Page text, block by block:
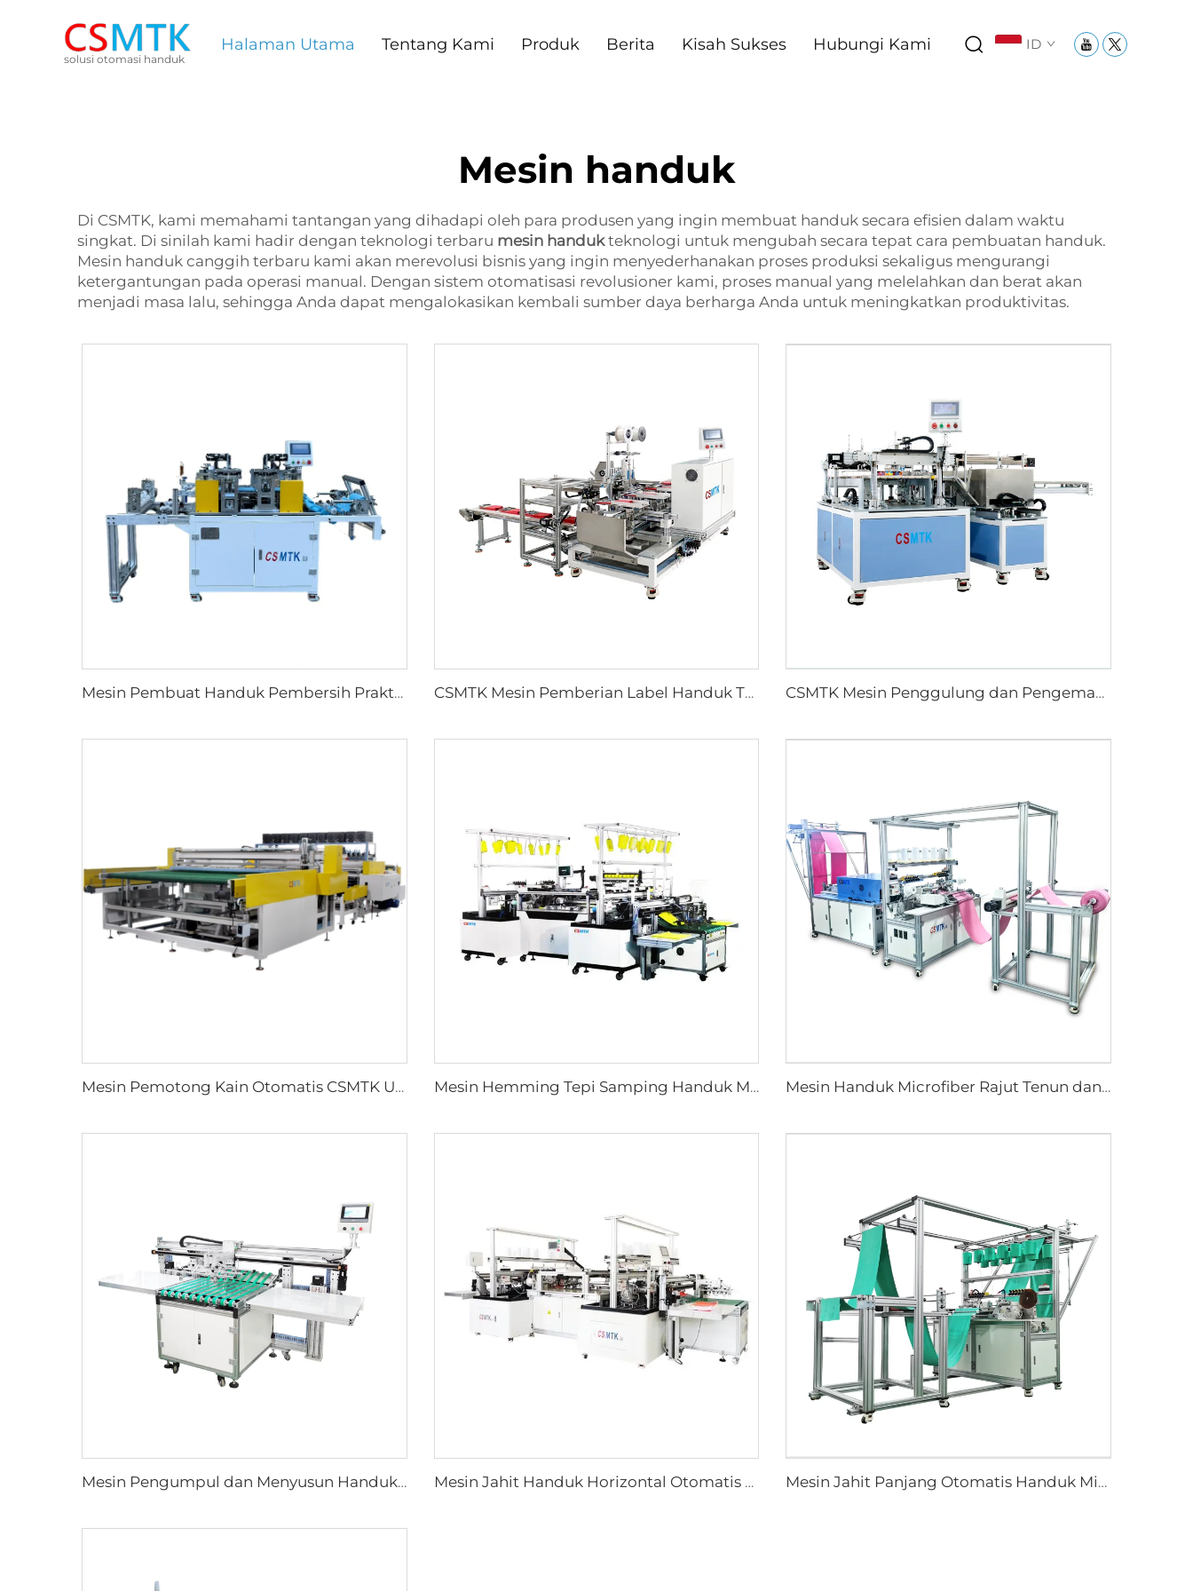
solusi otomasi handuk
Halaman Utama Tentang Kami Produk Berita Kisah Sukses Hubungi Kami ID
Mesin handuk
Di CSMTK, kami memahami tantangan yang dihadapi oleh para produsen yang ingin membuat handuk secara efisien dalam waktu
singkat. Di sinilah kami hadir dengan teknologi terbaru mesin handukteknologi untuk mengubah secara tepat cara pembuatan handuk.
Mesin handuk canggih terbaru kami akan merevolusi bisnis yang ingin menyederhanakan proses produksi sekaligus mengurangi
ketergantungan pada operasi manual. Dengan sistem otomatisasi revolusioner kami, proses manual yang melelahkan dan berat akan
menjadi masa lalu, sehingga Anda dapat mengalokasikan kembali sumber daya berharga Anda untuk meningkatkan produktivitas.
Mesin Pembuat Handuk Pembersih Praktis Mudah Robek Mesin Handuk Robek Tangan Berbasis Teknologi Ultrasonik CSMTK Mesin Pemberian Label Handuk Tangan Microfiber Otomatis Mesin Pemasang Kartu Label Otomatis CSMTK Mesin Penggulung dan Pengemas Handuk Otomatis Berbasis Teknologi Canggih untuk Pengemasan Efisien di Industri Handuk Pembersih
Mesin Pemotong Kain Otomatis CSMTK Ultrasunik dengan Pisau Vertikal dan Horizontal untuk Pemotongan Kain Efisien Mesin Hemming Tepi Samping Handuk Microfiber Ultra Halus Full Otomatis untuk Pembuatan Handuk Microfiber dengan Teknologi PLC Mesin Handuk Microfiber Rajut Tenun dan Lusi Otomatis dengan Perangkat Setrika Mesin Hemming Memanjang Kontinu
Mesin Pengumpul dan Menyusun Handuk Tangan Otomatis untuk Garis Produksi Penjahitan Handuk Otomatis Mesin Jahit Handuk Horizontal Otomatis Mesin Handuk Rajut Tenun dan Lusi Mesin Jahit Microfiber Full Otomatis Mesin Jahit Panjang Otomatis Handuk Microfiber Berkecepatan Tinggi Mesin Jahit Handuk Otomatis dengan Jahitan Memanjang